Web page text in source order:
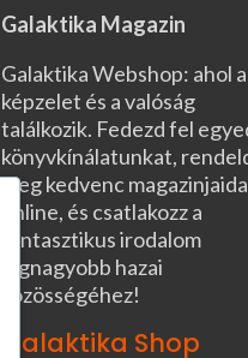
Galaktika Magazin
Galaktika Webshop: ahol a
képzelet és a valóság
találkozik. Fedezd fel
könyvkínálatunkat,
meg kedvenc
online, és csatlakozz a
fantasztikus irodalom
legnagyobb hazai
közösségéhez!
Galaktika Shop